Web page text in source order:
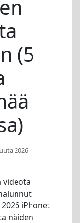
(5
2026
videota
iPhonet
näiden